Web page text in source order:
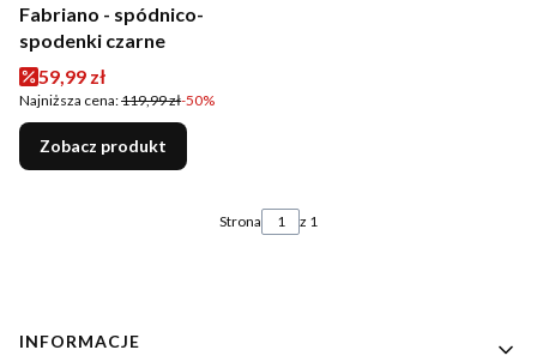
Fabriano - spódnico-
spodenki czarne
Cena promocyjna
59,99 zł
Najniższa cena:119,99 zł-50%
Zobacz produkt
Strona z 1
Linki w stopce
INFORMACJE